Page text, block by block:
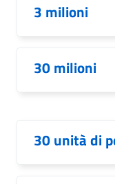
3 milioni
30 milioni
30 unità di